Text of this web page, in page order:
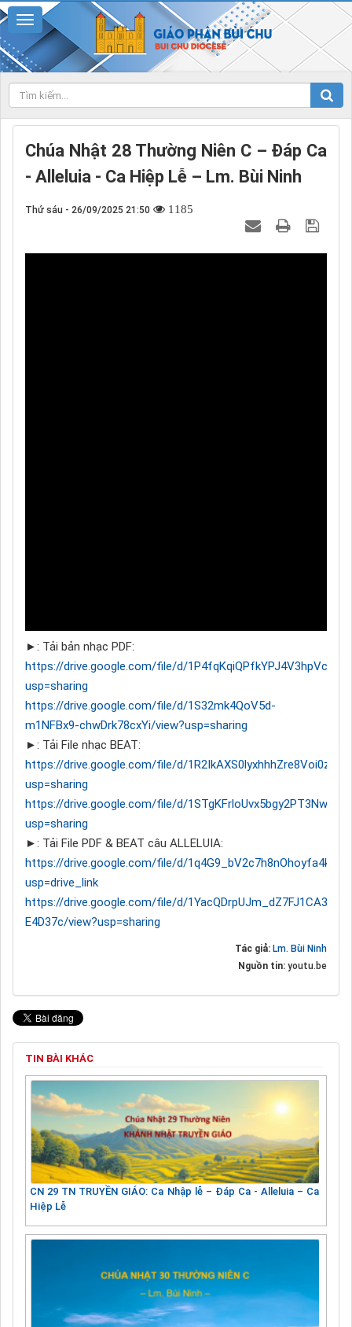
Chúa Nhật 28 Thường Niên C – Đáp Ca
- Alleluia - Ca Hiệp Lễ – Lm. Bùi Ninh
Thứ sáu - 26/09/2025 21:50 1185
►: Tải bản nhạc PDF:
https://drive.google.com/file/d/
usp=sharing
https://drive.google.com/file/d/1S32mk4QoV5d-
m1NFBx9-chwDrk78cxYi/view?usp=sharing
►: Tải File nhạc BEAT:
https://drive.google.com/file/d/
usp=sharing
https://drive.google.com/file/d/
usp=sharing
►: Tải File PDF & BEAT câu ALLELUIA:
https://drive.google.com/file/d/
usp=drive_link
https://drive.google.com/file/d/
E4D37c/view?usp=sharing
Tác giả: Lm. Bùi Ninh
Nguồn tin: youtu.be
TIN BÀI KHÁC
CN 29 TN TRUYỀN GIÁO: Ca Nhập lễ – Đáp Ca - Alleluia – Ca
Hiệp Lễ